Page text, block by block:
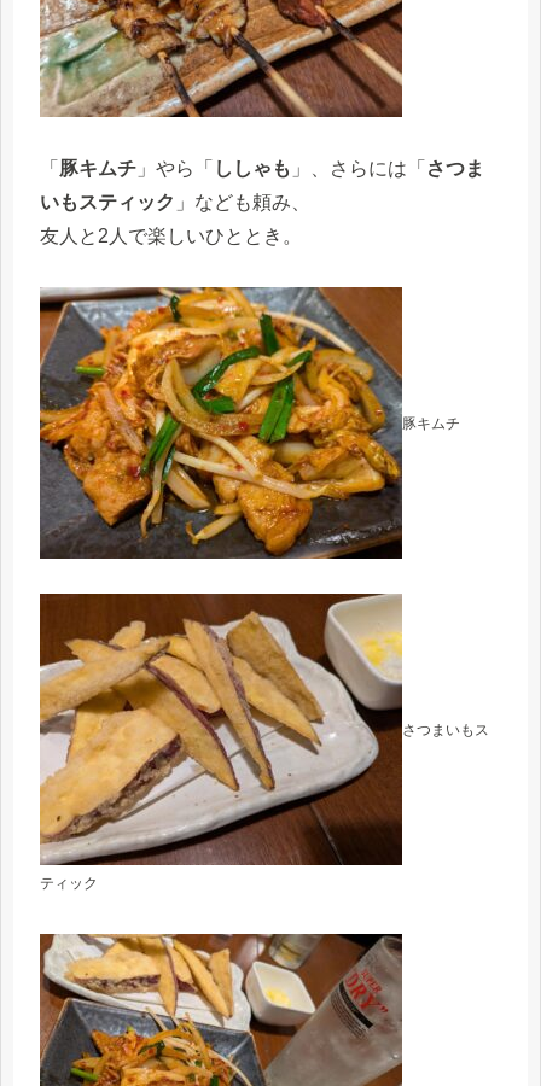
「 豚キムチ 」やら「 ししゃも 」、さらには「 さつま
いもスティック 」なども頼み、
友人と2人で楽しいひととき。
豚キムチ
さつまいもス
ティック